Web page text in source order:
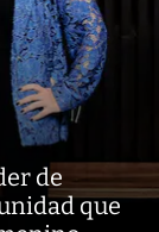
de
que